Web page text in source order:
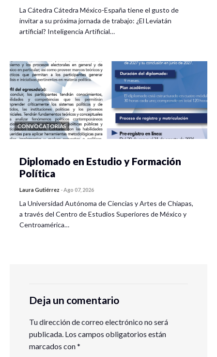
La Cátedra Cátedra México-España tiene el gusto de
invitar a su próxima jornada de trabajo: ¿El Leviatán
artificial? Inteligencia Artificial…
CONVOCATORIAS
Diplomado en Estudio y Formación
Política
Laura Gutiérrez -Ago 07, 2026
La Universidad Autónoma de Ciencias y Artes de Chiapas,
a través del Centro de Estudios Superiores de México y
Centroamérica…
Deja un comentario
Tu dirección de correo electrónico no será
publicada. Los campos obligatorios están
marcados con*